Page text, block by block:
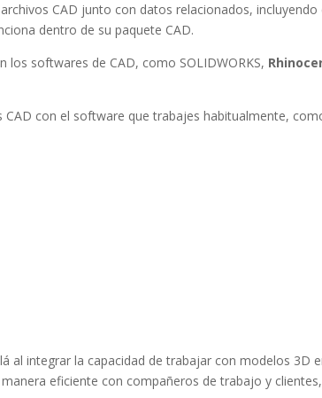
CAD junto con datos relacionados,
dentro de su paquete CAD.
los softwares de CAD, como SOLIDWORKS,
con el software que trabajes habitualmente,
al integrar la capacidad de trabajar con modelos 3D
eficiente con compañeros de trabajo y